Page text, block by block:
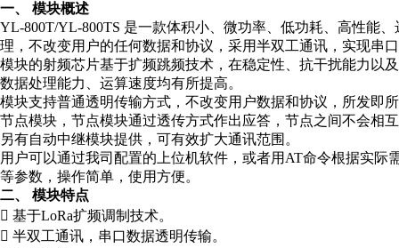
一、 模块概述
YL-800T/YL-800TS 是一款体积小、微功率、低功耗、高性能
理，不改变用户的任何数据和协议，采用半双工通讯，实现串
模块的射频芯片基于扩频跳频技术，在稳定性、抗干扰能力以
数据处理能力、运算速度均有所提高。
模块支持普通透明传输方式，不改变用户数据和协议，所发即
节点模块，节点模块通过透传方式作出应答，节点之间不会相
另有自动中继模块提供，可有效扩大通讯范围。
用户可以通过我司配置的上位机软件，或者用AT命令根据实
等参数，操作简单，使用方便。
二、 模块特点
 基于LoRa扩频调制技术。
 半双工通讯，串口数据透明传输。